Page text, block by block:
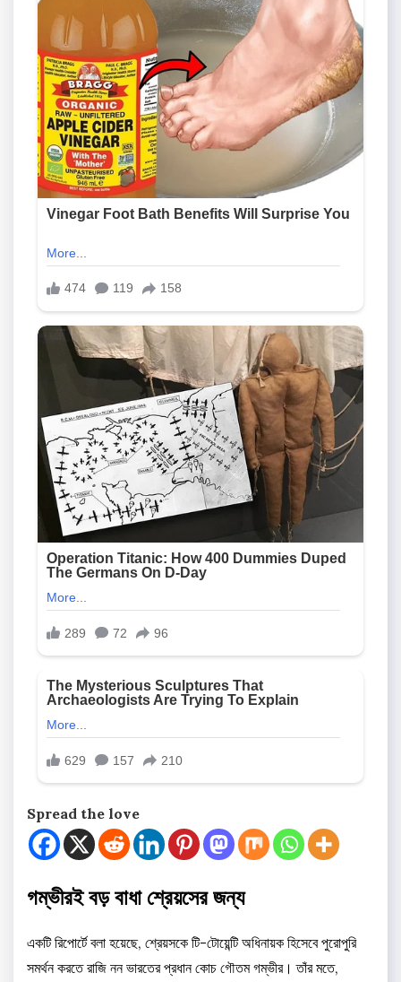
Spread the love
গম্ভীরই বড় বাধা শ্রেয়সের জন্য
একটি রিপোর্টে বলা হয়েছে, শ্রেয়সকে টি-টোয়েন্টি অধিনায়ক হিসেবে পুরোপুরি
সমর্থন করতে রাজি নন ভারতের প্রধান কোচ গৌতম গম্ভীর। তাঁর মতে,